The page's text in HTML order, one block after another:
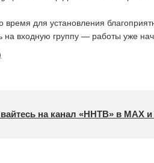
для установления
входную группу — работы уже
на канал «ННТВ» в МАХ и